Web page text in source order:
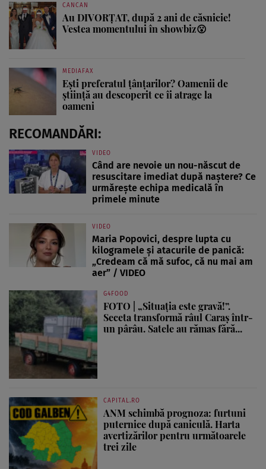
CANCAN
Au DIVORȚAT, după 2 ani de căsnicie!
Vestea momentului în showbiz😮
MEDIAFAX
Ești preferatul țânțarilor? Oamenii de
știință au descoperit ce îi atrage la
oameni
RECOMANDĂRI:
VIDEO
Când are nevoie un nou-născut de
resuscitare imediat după naștere? Ce
urmărește echipa medicală în
primele minute
VIDEO
Maria Popovici, despre lupta cu
kilogramele și atacurile de panică:
„Credeam că mă sufoc, că nu mai am
aer” / VIDEO
G4FOOD
FOTO | „Situația este gravă!”.
Seceta transformă râul Caraș într-
un pârâu. Satele au rămas fără...
CAPITAL.RO
ANM schimbă prognoza: furtuni
puternice după caniculă. Harta
avertizărilor pentru următoarele
trei zile